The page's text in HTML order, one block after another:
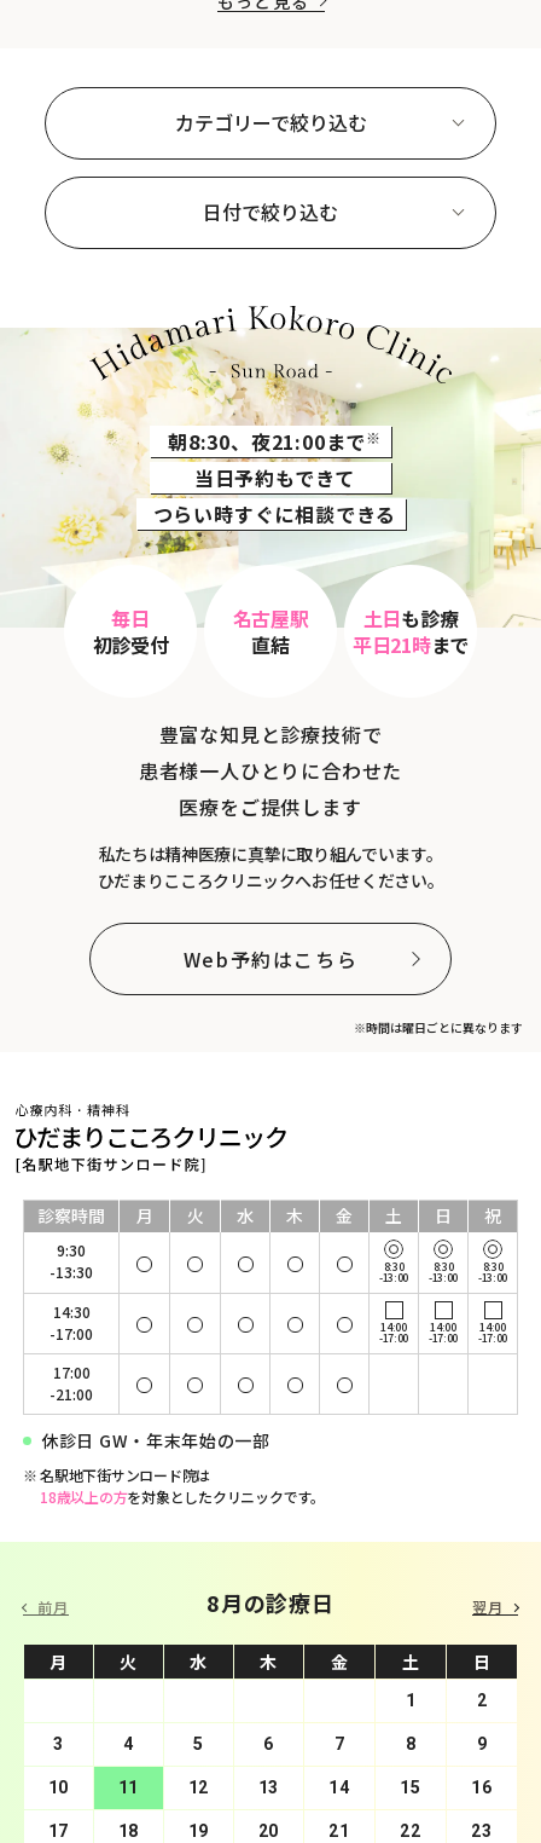
カテゴリーで絞り込む
日付で絞り込む
朝8:30、夜21:00まで※
当日予約もできて
つらい時すぐに相談できる
毎日
初診受付
名古屋駅
直結
土日も診療
平日21時まで
豊富な知見と診療技術で
患者様一人ひとりに合わせた
医療をご提供します
私たちは精神医療に真摯に取り組んでいます。
ひだまりこころクリニックへお任せください。
Web予約はこちら
※時間は曜日ごとに異なります
診察時間 月 火 水 木 金 土 日 祝
9:30
-13:30
8:30
-13:00
8:30
-13:00
8:30
-13:00
14:30
-17:00
14:00
-17:00
14:00
-17:00
14:00
-17:00
17:00
-21:00
休診日 GW・年末年始の一部
名駅地下街サンロード院は
18歳以上の方を対象としたクリニックです。
前月 8月の診療日
月 火 水 木 金 土 日
1 2
3 4 5 6 7 8 9
10 11 12 13 14 15 16
17 18 19 20 21 22 23
9 月の診療日
月 火 水 木 金 土 日
5 6
7 8 9 10 11 12 13
14 15 16 17 18 19 20
21 22 23 24 25 26 27
翌月